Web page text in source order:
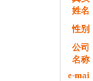
姓名
性别
公司
名称
e-mai